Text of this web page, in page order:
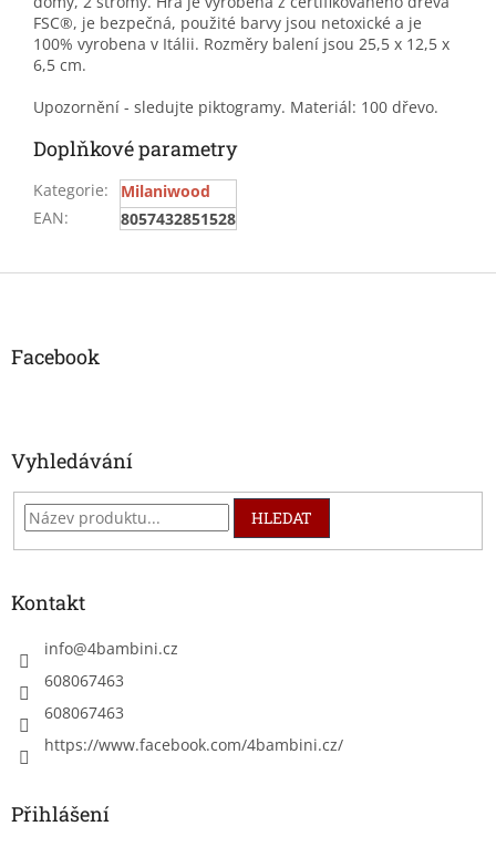
FSC®, je bezpečná, použité barvy jsou netoxické a je
100% vyrobena v Itálii. Rozměry balení jsou 25,5 x 12,5 x
6,5 cm.
Upozornění - sledujte piktogramy. Materiál: 100 dřevo.
Doplňkové parametry
Kategorie:
Milaniwood
EAN: 8057432851528
Z
Facebook
Vyhledávání
HLEDAT
Kontakt
info@4bambini.cz
608067463
608067463
https://www.facebook.com/4bambini.cz/
Přihlášení